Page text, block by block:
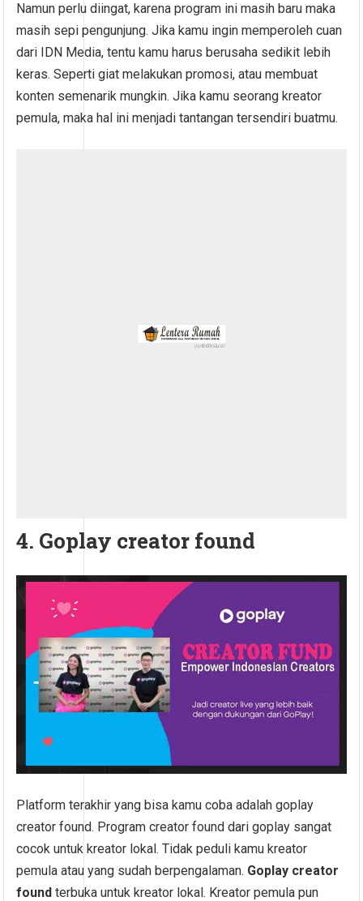
Namun perlu diingat, karena program ini masih baru maka
masih sepi pengunjung. Jika kamu ingin memperoleh cuan
dari IDN Media, tentu kamu harus berusaha sedikit lebih
keras. Seperti giat melakukan promosi, atau membuat
konten semenarik mungkin. Jika kamu seorang kreator
pemula, maka hal ini menjadi tantangan tersendiri buatmu.
4. Goplay creator found
Platform terakhir yang bisa kamu coba adalah goplay
creator found. Program creator found dari goplay sangat
cocok untuk kreator lokal. Tidak peduli kamu kreator
pemula atau yang sudah berpengalaman. Goplay creator
found terbuka untuk kreator lokal. Kreator pemula pun